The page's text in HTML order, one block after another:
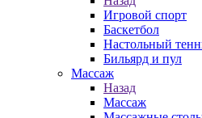
Игровой спорт
Баскетбол
Настольный
Бильярд и пул
Массаж
Назад
Массаж